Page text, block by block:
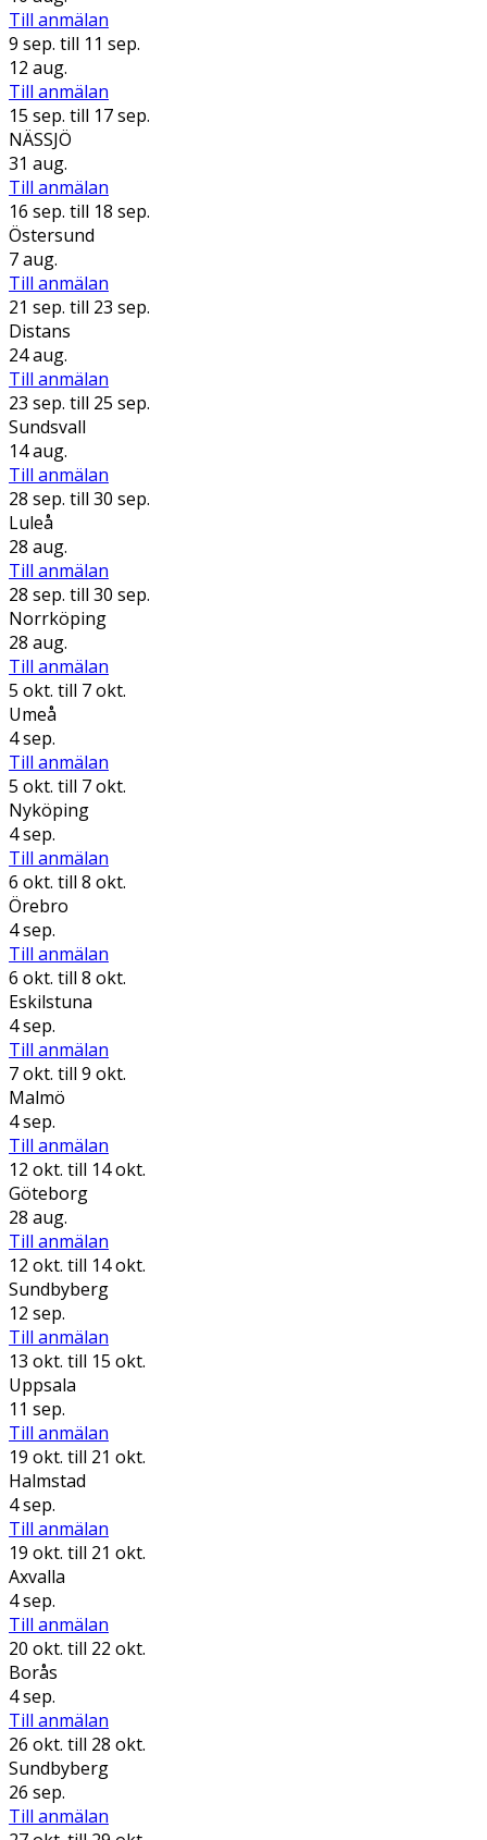
Till anmälan
9 sep. till 11 sep.
12 aug.
Till anmälan
15 sep. till 17 sep.
NÄSSJÖ
31 aug.
Till anmälan
16 sep. till 18 sep.
Östersund
7 aug.
Till anmälan
21 sep. till 23 sep.
Distans
24 aug.
Till anmälan
23 sep. till 25 sep.
Sundsvall
14 aug.
Till anmälan
28 sep. till 30 sep.
Luleå
28 aug.
Till anmälan
28 sep. till 30 sep.
Norrköping
28 aug.
Till anmälan
5 okt. till 7 okt.
Umeå
4 sep.
Till anmälan
5 okt. till 7 okt.
Nyköping
4 sep.
Till anmälan
6 okt. till 8 okt.
Örebro
4 sep.
Till anmälan
6 okt. till 8 okt.
Eskilstuna
4 sep.
Till anmälan
7 okt. till 9 okt.
Malmö
4 sep.
Till anmälan
12 okt. till 14 okt.
Göteborg
28 aug.
Till anmälan
12 okt. till 14 okt.
Sundbyberg
12 sep.
Till anmälan
13 okt. till 15 okt.
Uppsala
11 sep.
Till anmälan
19 okt. till 21 okt.
Halmstad
4 sep.
Till anmälan
19 okt. till 21 okt.
Axvalla
4 sep.
Till anmälan
20 okt. till 22 okt.
Borås
4 sep.
Till anmälan
26 okt. till 28 okt.
Sundbyberg
26 sep.
Till anmälan